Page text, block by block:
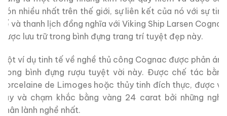
đón nhiều nhất trên thế giới, sự liên kết của nó với sự tinh
tế và thanh lịch đồng nghĩa với Viking Ship Larsen Cognac
được lưu trữ trong bình đựng trang trí tuyệt đẹp này.
Một ví dụ tinh tế về nghề thủ công Cognac được phản ánh
trong bình đựng rượu tuyệt vời này. Được chế tác bằng
Porcelaine de Limoges hoặc thủy tinh đích thực, được vẽ
tay và chạm khắc bằng vàng 24 carat bởi những nghệ
nhân lành nghề nhất.